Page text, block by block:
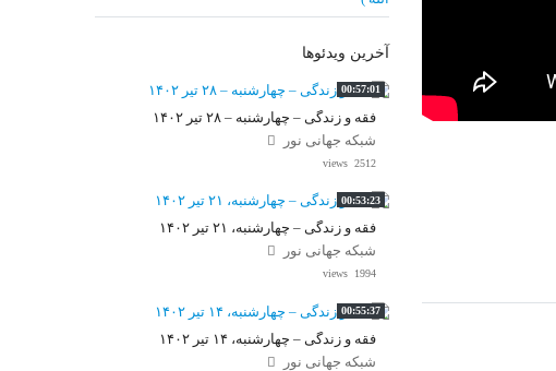
آخرین ویدئوها
00:57:01
فقه و زندگی – چهارشنبه – ۲۸ تیر ۱۴۰۲
شبکه جهانی نور
2512 views
00:53:23
فقه و زندگی – چهارشنبه، ۲۱ تیر ۱۴۰۲
شبکه جهانی نور
1994 views
00:55:37
فقه و زندگی – چهارشنبه، ۱۴ تیر ۱۴۰۲
شبکه جهانی نور